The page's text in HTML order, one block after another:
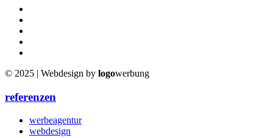
© 2025 | Webdesign by logowerbung
referenzen
werbeagentur
webdesign